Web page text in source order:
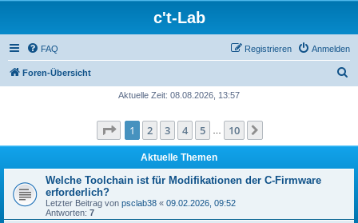
c't-Lab
FAQ Anmelden
Registrieren
Foren-Übersicht
e
Aktuelle Zeit: 08.08.2026, 13:57
Seite 1von 10
1 2 3 4 5 10
Aktuelle Themen
Welche Toolchain ist für Modifikationen der C-Firmware
erforderlich?
Letzter Beitrag von psclab38 « 09.02.2026, 09:52
Antworten: 7